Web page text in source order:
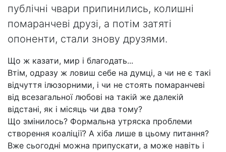
публічні чвари припинились, колишні
помаранчеві друзі, а потім затяті
опоненти, стали знову друзями.
Що ж казати, мир і благодать...
Втім, одразу ж ловиш себе на думці, а чи не є такі
відчуття ілюзорними, і чи не стоять помаранчеві
від всезагальної любові на такій же далекій
відстані, як і місяць чи два тому?
Що змінилось? Формальна утряска проблеми
створення коаліції? А хіба лише в цьому питання?
Вже сьогодні можна припускати, а може навіть і